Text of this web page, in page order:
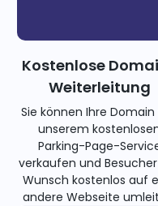
Kostenlose
Weiterleitung
Sie können Ihre
unserem
Parking-Page-
verkaufen und
Wunsch kostenlos auf
andere Webseite